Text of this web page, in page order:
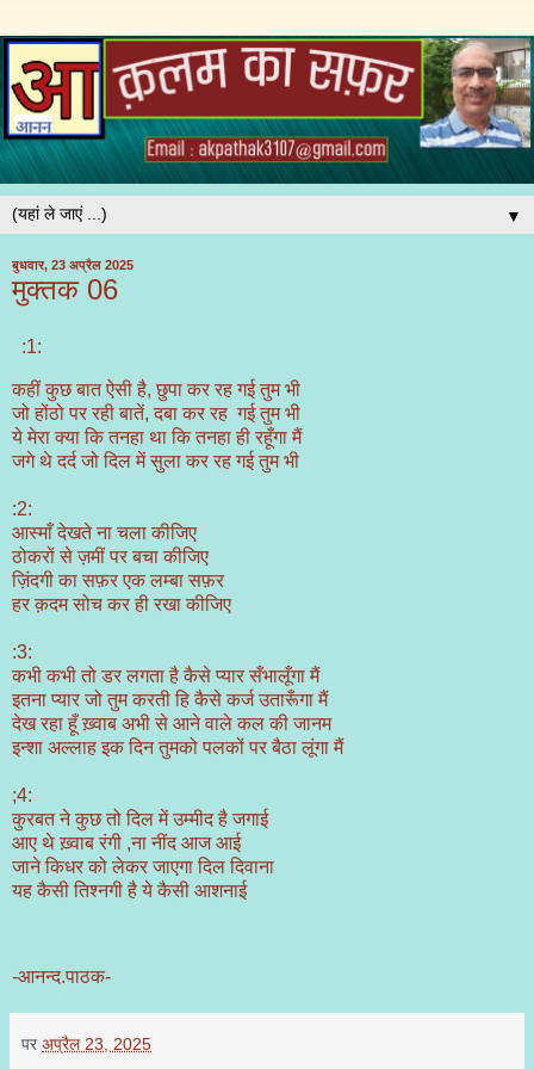
▼
बुधवार, 23 अप्रैल 2025
मुक्तक 06
:1:
कहीं कुछ बात ऐसी है, छुपा कर रह गई तुम भी
जो होंठो पर रही बातें, दबा कर रह गई तुम भी
ये मेरा क्या कि तनहा था कि तनहा ही रहूँगा मैं
जगे थे दर्द जो दिल में सुला कर रह गई तुम भी
:2:
आस्माँ देखते ना चला कीजिए
ठोकरों से ज़मीं पर बचा कीजिए
ज़िंदगी का सफ़र एक लम्बा सफ़र
हर क़दम सोच कर ही रखा कीजिए
:3:
कभी कभी तो डर लगता है कैसे प्यार सँभालूँगा मैं
इतना प्यार जो तुम करती हि कैसे कर्ज उतारूँगा मैं
देख रहा हूँ ख़्वाब अभी से आने वाले कल की जानम
इन्शा अल्लाह इक दिन तुमको पलकों पर बैठा लूंगा मैं
;4:
कुरबत ने कुछ तो दिल में उम्मीद है जगाई
आए थे ख़्वाब रंगी ,ना नींद आज आई
जाने किधर को लेकर जाएगा दिल दिवाना
यह कैसी तिश्नगी है ये कैसी आशनाई
-आनन्द.पाठक-
पर अप्रैल 23, 2025